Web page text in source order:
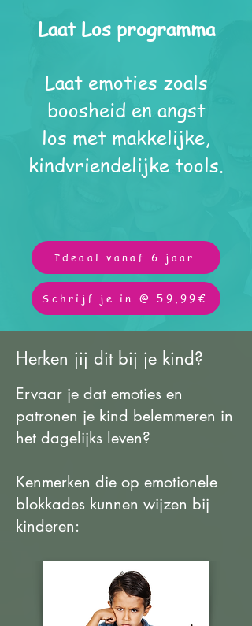
Laat Los programma
Laat emoties zoals
boosheid en angst
los met makkelijke,
kindvriendelijke tools.
Ideaal vanaf 6 jaar
Schrijf je in @ 59,99€
Herken jij dit bij je kind?
Ervaar je dat emoties en
patronen je kind belemmeren in
het dagelijks leven?
Kenmerken die op emotionele
blokkades kunnen wijzen bij
kinderen: